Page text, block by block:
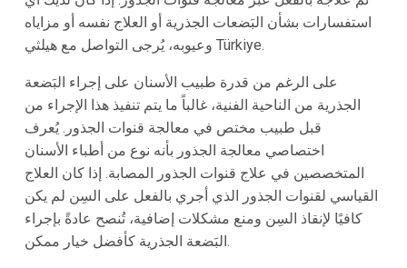
استفسارات بشأن البَضعات الجذرية أو العلاج نفسه أو مزاياه
وعيوبه، يُرجى التواصل مع هيلثي Türkiye.
على الرغم من قدرة طبيب الأسنان على إجراء البَضعة
الجذرية من الناحية الفنية، غالباً ما يتم تنفيذ هذا الإجراء من
قبل طبيب مختص في معالجة قنوات الجذور. يُعرف
اختصاصي معالجة الجذور بأنه نوع من أطباء الأسنان
المتخصصين في علاج قنوات الجذور المصابة. إذا كان العلاج
القياسي لقنوات الجذور الذي أجري بالفعل على السِن لم يكن
كافيًا لإنقاذ السِن ومنع مشكلات إضافية، تُنصح عادةً بإجراء
البَضعة الجذرية كأفضل خيار ممكن.